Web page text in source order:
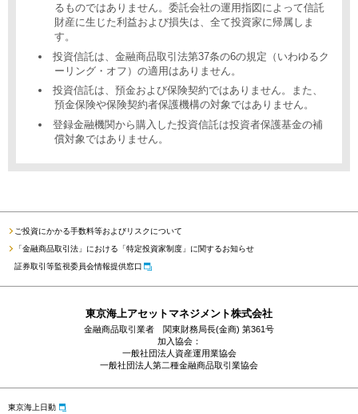
るものではありません。委託会社の運用指図によって信託
財産に生じた利益および損失は、全て投資家に帰属しま
す。
投資信託は、金融商品取引法第37条の6の規定（いわゆるク
ーリング・オフ）の適用はありません。
投資信託は、預金および保険契約ではありません。また、
預金保険や保険契約者保護機構の対象ではありません。
登録金融機関から購入した投資信託は投資者保護基金の補
償対象ではありません。
ご投資にかかる手数料等およびリスクについて
「金融商品取引法」における「特定投資家制度」に関するお知らせ
証券取引等監視委員会情報提供窓口
東京海上アセットマネジメント株式会社
金融商品取引業者 関東財務局長(金商) 第361号
加入協会：
一般社団法人資産運用業協会
一般社団法人第二種金融商品取引業協会
東京海上日動